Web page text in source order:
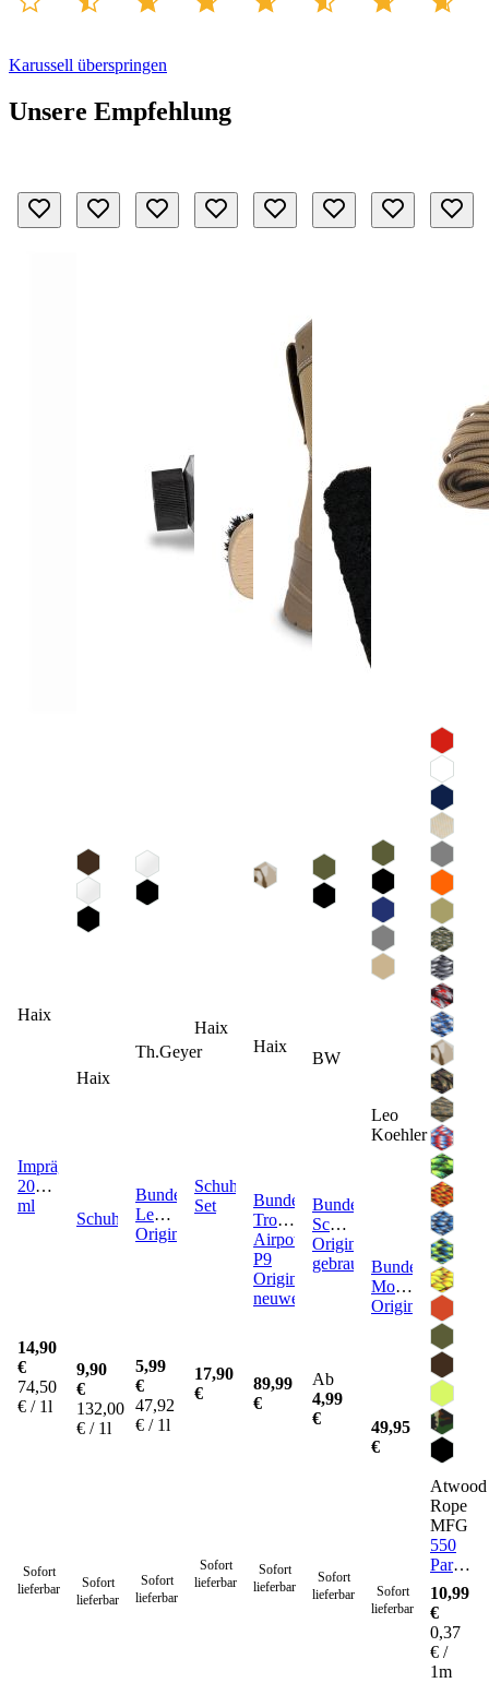
Karussell überspringen
Unsere Empfehlung
Haix
Imprägnierspray
200
ml
14,90
€
74,50
€ / 1l
Sofort
lieferbar
Haix
Schuhcreme
9,90
€
132,00
€ / 1l
Sofort
lieferbar
Th.Geyer
Bundeswehr
Lederpflegemittel
Original
5,99
€
47,92
€ / 1l
Sofort
lieferbar
Haix
Schuhpflege
Set
17,90
€
Sofort
lieferbar
Haix
Bundeswehr
Tropenstiefel
Airpower
P9
Original
neuwertig
89,99
€
Sofort
lieferbar
BW
Bundeswehr
Schuhputzset
Original
gebraucht
Ab
4,99
€
Sofort
lieferbar
Leo
Koehler
Bundeswehr
Moleskinhose
Original
49,95
€
Sofort
lieferbar
Atwood
Rope
MFG
550
Seil 4
mm -
30
Meter
10,99
€
0,37
€ /
1m